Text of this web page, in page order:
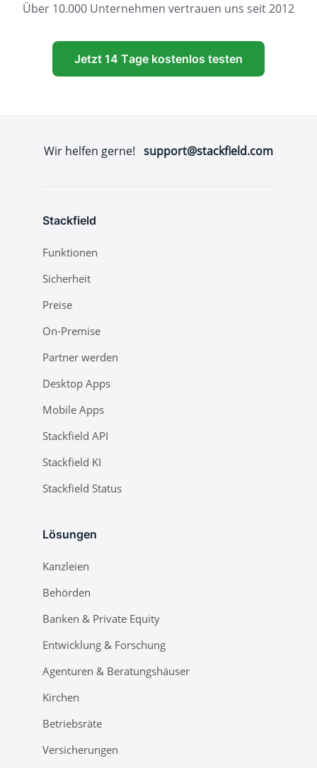
Über 10.000 Unternehmen vertrauen uns seit 2012
Jetzt 14 Tage kostenlos testen
Wir helfen gerne! support@stackfield.com
Stackfield
Funktionen
Sicherheit
Preise
On-Premise
Partner werden
Desktop Apps
Mobile Apps
Stackfield API
Stackfield KI
Stackfield Status
Lösungen
Kanzleien
Behörden
Banken & Private Equity
Entwicklung & Forschung
Agenturen & Beratungshäuser
Kirchen
Betriebsräte
Versicherungen